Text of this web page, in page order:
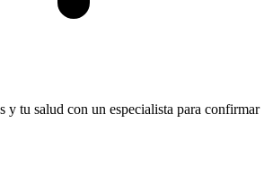
y tu salud con un especialista para confirmar